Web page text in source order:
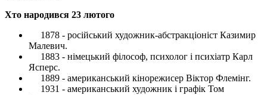
Хто народився 23 лютого
1878 - російський художник-абстракціоніст Казимир
Малевич.
1883 - німецький філософ, психолог і психіатр Карл
Ясперс.
1889 - американський кінорежисер Віктор Флемінг.
1931 - американський художник і графік Том